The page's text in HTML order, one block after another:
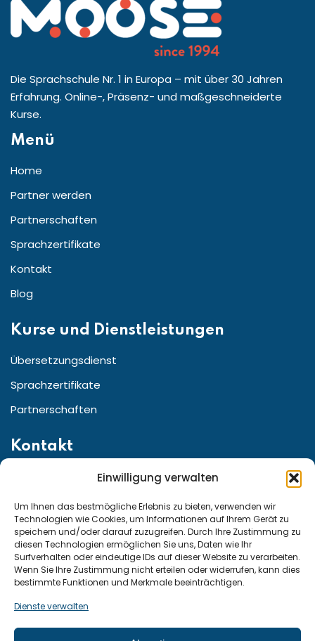
Einwilligung verwalten
Um Ihnen das bestmögliche Erlebnis zu bieten, verwenden wir
Technologien wie Cookies, um Informationen auf Ihrem Gerät zu
speichern und/oder darauf zuzugreifen. Durch Ihre Zustimmung zu
diesen Technologien ermöglichen Sie uns, Daten wie Ihr
Surfverhalten oder eindeutige IDs auf dieser Website zu verarbeiten.
Wenn Sie Ihre Zustimmung nicht erteilen oder widerrufen, kann dies
bestimmte Funktionen und Merkmale beeinträchtigen.
Dienste verwalten
Die Sprachschule Nr. 1 in Europa – mit über 30 Jahren
Erfahrung. Online-, Präsenz- und maßgeschneiderte
Kurse.
Menü
Home
Partner werden
Partnerschaften
Sprachzertifikate
Kontakt
Blog
Kurse und Dienstleistungen
Übersetzungsdienst
Sprachzertifikate
Partnerschaften
Kontakt
Straße:Friedrichstr. 155 10117 Berlin, Berlin Germany
Telefon für den Kundenservice aus ganz:
Deutschland und Österreich: +49 15222307947
Schweiz: +41 794290815
E-mail: kurse@moose.de